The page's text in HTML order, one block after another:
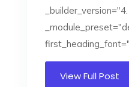
View Full Post